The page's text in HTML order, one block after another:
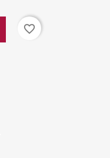
favorite_border